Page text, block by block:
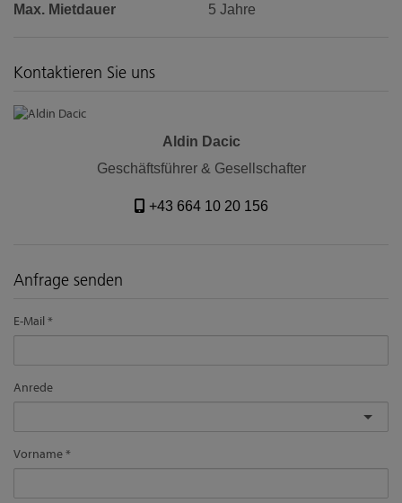
Max. Mietdauer
5 Jahre
Kontaktieren Sie uns
Aldin Dacic
Geschäftsführer & Gesellschafter
+43 664 10 20 156
Anfrage senden
E-Mail
Anrede
Vorname